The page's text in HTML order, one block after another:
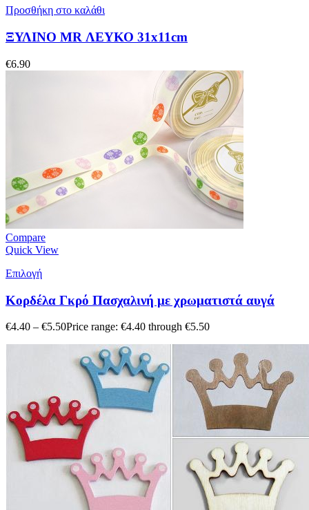
Προσθήκη στο καλάθι
ΞΥΛΙΝΟ MR ΛΕΥΚΟ 31x11cm
€6.90
Compare
Quick View
Επιλογή
Κορδέλα Γκρό Πασχαλινή με χρωματιστά αυγά
€4.40 – €5.50Price range: €4.40 through €5.50